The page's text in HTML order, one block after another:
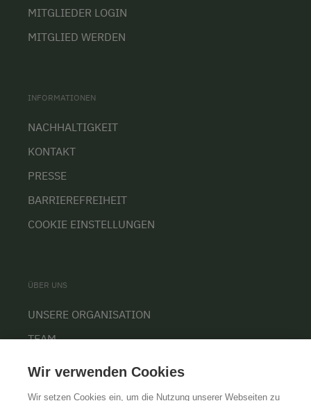
MITGLIEDER LOGIN
MITGLIED WERDEN
INFORMATIONEN
NACHHALTIGKEIT
KONTAKT
PRESSE
BARRIEREFREIHEIT
COOKIE EINSTELLUNGEN
ÜBER UNS
UNSERE ORGANISATION
TEAM
KARRIERE
Wir verwenden Cookies
Wir setzen Cookies ein, um die Nutzung unserer Webseiten zu